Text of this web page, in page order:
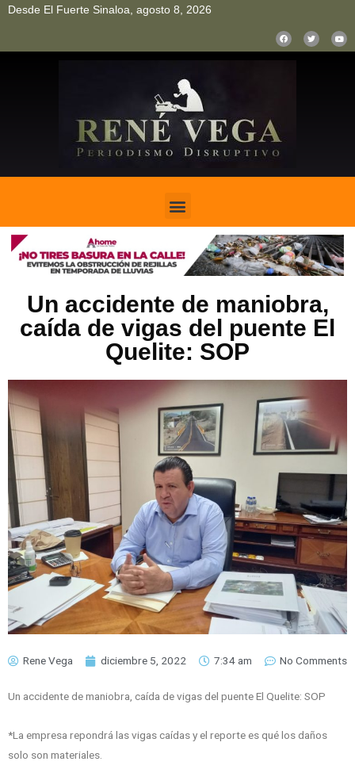
Desde El Fuerte Sinaloa, agosto 8, 2026
Un accidente de maniobra,
caída de vigas del puente El
Quelite: SOP
Rene Vega diciembre 5, 2022 7:34 am No Comments
Un accidente de maniobra, caída de vigas del puente El Quelite: SOP
*La empresa repondrá las vigas caídas y el reporte es qué los daños
solo son materiales.